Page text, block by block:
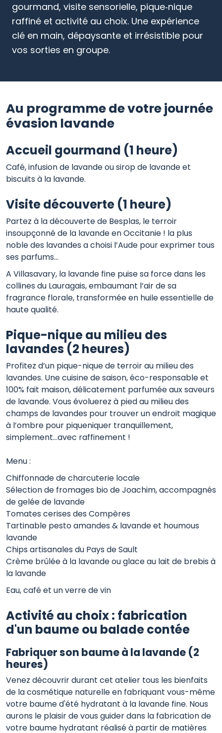
gourmand, visite sensorielle, pique‑nique
raffiné et activité au choix. Une expérience
clé en main, dépaysante et irrésistible pour
vos sorties en groupe.
Au programme de votre journée
évasion lavande
Accueil gourmand (1 heure)
Café, infusion de lavande ou sirop de lavande et
biscuits à la lavande.
Visite découverte (1 heure)
Partez à la découverte de Besplas, le terroir
insoupçonné de la lavande en Occitanie ! la plus
noble des lavandes a choisi l’Aude pour exprimer tous
ses parfums…
A Villasavary, la lavande fine puise sa force dans les
collines du Lauragais, embaumant l’air de sa
fragrance florale, transformée en huile essentielle de
haute qualité.
Pique-nique au milieu des
lavandes (2 heures)
Profitez d’un pique-nique de terroir au milieu des
lavandes. Une cuisine de saison, éco-responsable et
100% fait maison, délicatement parfumée aux saveurs
de lavande. Vous évoluerez à pied au milieu des
champs de lavandes pour trouver un endroit magique
à l’ombre pour piqueniquer tranquillement,
simplement…avec raffinement !
Menu :
Chiffonnade de charcuterie locale
Sélection de fromages bio de Joachim, accompagnés
de gelée de lavande
Tomates cerises des Compères
Tartinable pesto amandes & lavande et houmous
lavande
Chips artisanales du Pays de Sault
Crème brûlée à la lavande ou glace au lait de brebis à
la lavande
Eau, café et un verre de vin
Activité au choix : fabrication
d'un baume ou balade contée
Fabriquer son baume à la lavande (2
heures)
Venez découvrir durant cet atelier tous les bienfaits
de la cosmétique naturelle en fabriquant vous-même
votre baume d'été hydratant à la lavande fine. Nous
aurons le plaisir de vous guider dans la fabrication de
votre baume hydratant réalisé à partir de matières